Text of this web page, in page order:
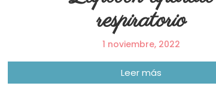
respiratorio
1 noviembre, 2022